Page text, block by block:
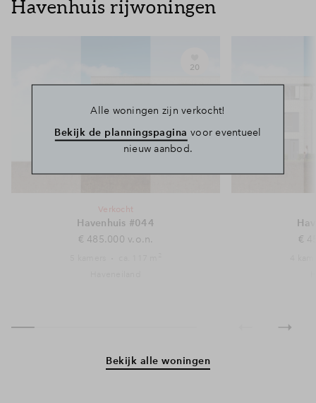
Havenhuis rijwoningen
20
Verkocht
Havenhuis #044
€ 485.000 v.o.n.
€
Alle woningen zijn verkocht!
Bekijk de planningspagina voor eventueel
nieuw aanbod.
Bekijk alle woningen